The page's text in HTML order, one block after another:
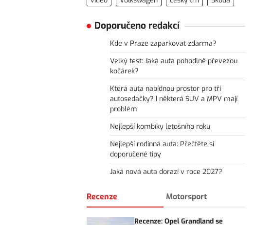
Doporučeno redakcí
Kde v Praze zaparkovat zdarma?
Velký test: Jaká auta pohodlně převezou
kočárek?
Která auta nabídnou prostor pro tři
autosedačky? I některá SUV a MPV mají
problém
Nejlepší kombíky letošního roku
Nejlepší rodinná auta: Přečtěte si
doporučené tipy
Jaká nová auta dorazí v roce 2027?
Recenze Motorsport
Recenze: Opel Grandland se